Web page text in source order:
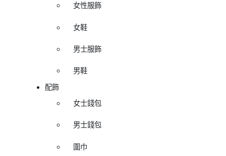
女性服飾
女鞋
男士服飾
男鞋
配飾
女士錢包
男士錢包
圍巾